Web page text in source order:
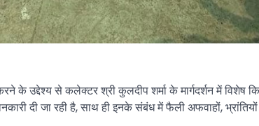
के उद्देश्य से कलेक्टर श्री कुलदीप शर्मा के मार्गदर्शन में
दी जा रही है, साथ ही इनके संबंध में फैली अफवाहों,